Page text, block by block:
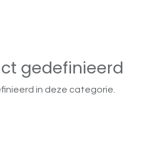
gedefinieerd
in deze categorie.